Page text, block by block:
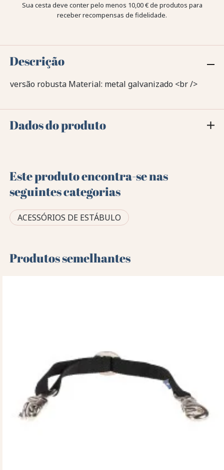
Sua cesta deve conter pelo menos 10,00 € de produtos para
receber recompensas de fidelidade.
Descrição
versão robusta Material: metal galvanizado <br />
Dados do produto
Este produto encontra-se nas
seguintes categorias
ACESSÓRIOS DE ESTÁBULO
Produtos semelhantes